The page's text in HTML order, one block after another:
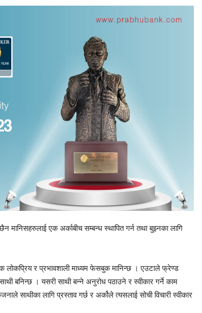
मानिसहरुलाई एक अर्काबीच सम्बन्ध स्थापित गर्न तथा बुझ्नका लागि
लोकप्रिय र प्रभावशाली माध्यम फेसबुक मानिन्छ । एउटाले फ्रेण्ड
बनिन्छ । यसरी साथी बन्ने अनुरोध पठाउने र स्वीकार गर्ने काम
साथीका लागि प्रस्ताव गर्छ र अर्कोले त्यसलाई सोची विचारी स्वीकार